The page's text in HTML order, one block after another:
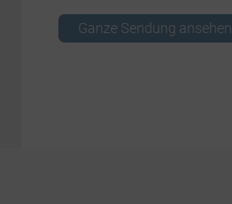
Ganze Sendung ansehen